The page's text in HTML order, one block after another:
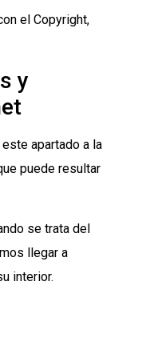
el Copyright,
y
apartado a la
puede resultar
se trata del
llegar a
interior.